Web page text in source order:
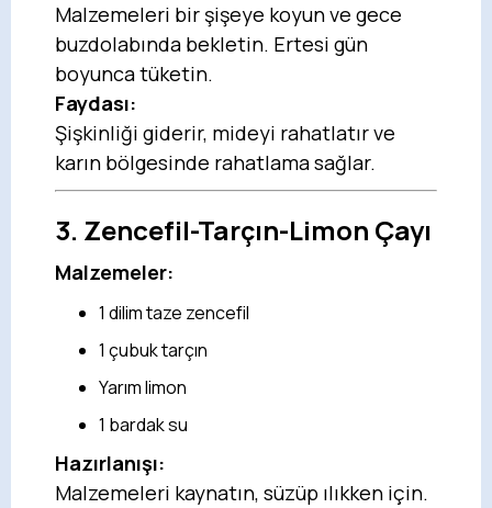
Malzemeleri bir şişeye koyun ve gece
buzdolabında bekletin. Ertesi gün
boyunca tüketin.
Faydası:
Şişkinliği giderir, mideyi rahatlatır ve
karın bölgesinde rahatlama sağlar.
3. Zencefil-Tarçın-Limon Çayı
Malzemeler:
1 dilim taze zencefil
1 çubuk tarçın
Yarım limon
1 bardak su
Hazırlanışı:
Malzemeleri kaynatın, süzüp ılıkken için.